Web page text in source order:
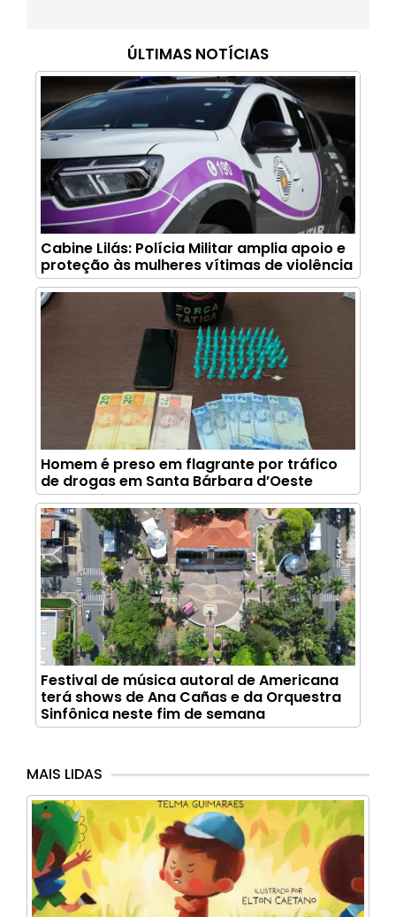
ÚLTIMAS NOTÍCIAS
Cabine Lilás: Polícia Militar amplia apoio e
proteção às mulheres vítimas de violência
Homem é preso em flagrante por tráfico
de drogas em Santa Bárbara d’Oeste
Festival de música autoral de Americana
terá shows de Ana Cañas e da Orquestra
Sinfônica neste fim de semana
MAIS LIDAS